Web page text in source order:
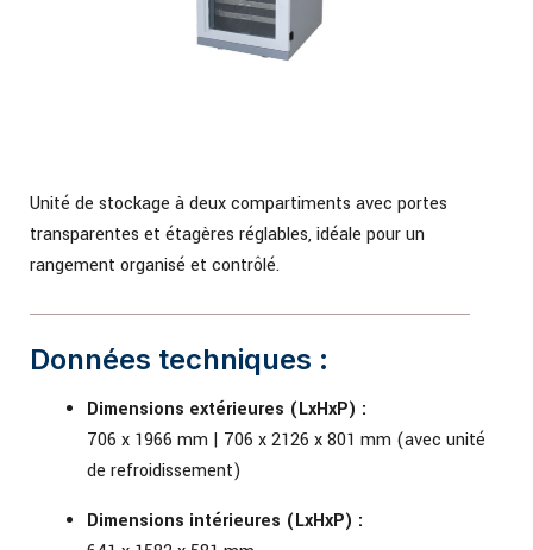
Unité de stockage à deux compartiments avec portes
transparentes et étagères réglables, idéale pour un
rangement organisé et contrôlé.
Données techniques :
Dimensions extérieures (LxHxP) :
706 x 1966 mm | 706 x 2126 x 801 mm (avec unité
de refroidissement)
Dimensions intérieures (LxHxP) :